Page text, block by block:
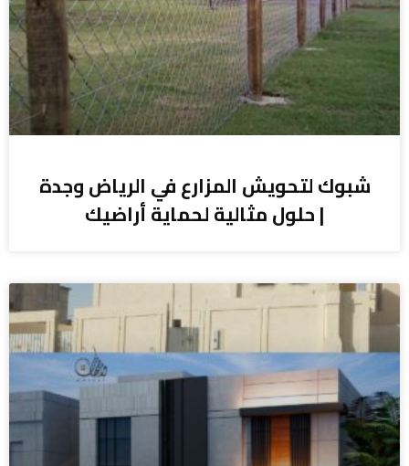
شبوك لتحويش المزارع في الرياض وجدة
| حلول مثالية لحماية أراضيك